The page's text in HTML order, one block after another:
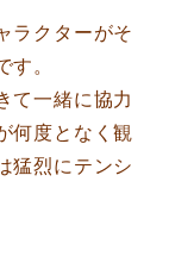
ラクターがそ
す。
て一緒に協力
何度となく観
猛烈にテンシ